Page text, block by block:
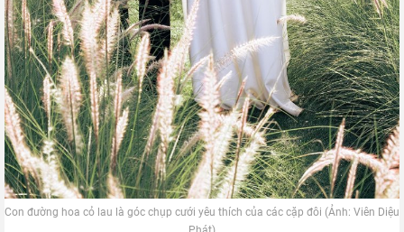
Vườn hoa lau cho cảm giác yên bình nhẹ nhõm (Ảnh: Ha Trang)
Cỏ lau trong văn hóa Việt Nam tượng trưng cho sức mạnh tập
thể và gắn liền với sự tích vua Đinh tập trận rồi dẹp loạn 12 sứ
quân. Cây cỏ lau không mọc đơn lẻ mà luôn tồn tại thành
quần thể. Cây chủ yếu mọc dại, ít khi cần chăm sóc, có thể
phát triển mạnh mẽ bất chấp thời tiết khắc nghiệt.
Tuy là loài hoa dại nhưng hiện nay hoa cỏ lau lại rất được ưa
chuộng trong trang trí lễ cưới, không chỉ bởi vẻ đẹp mà còn
bởi hàm ý mong ước cuộc sống sinh sôi nảy nở, giàu sức
sống và tinh thần vươn lên mãnh liệt.